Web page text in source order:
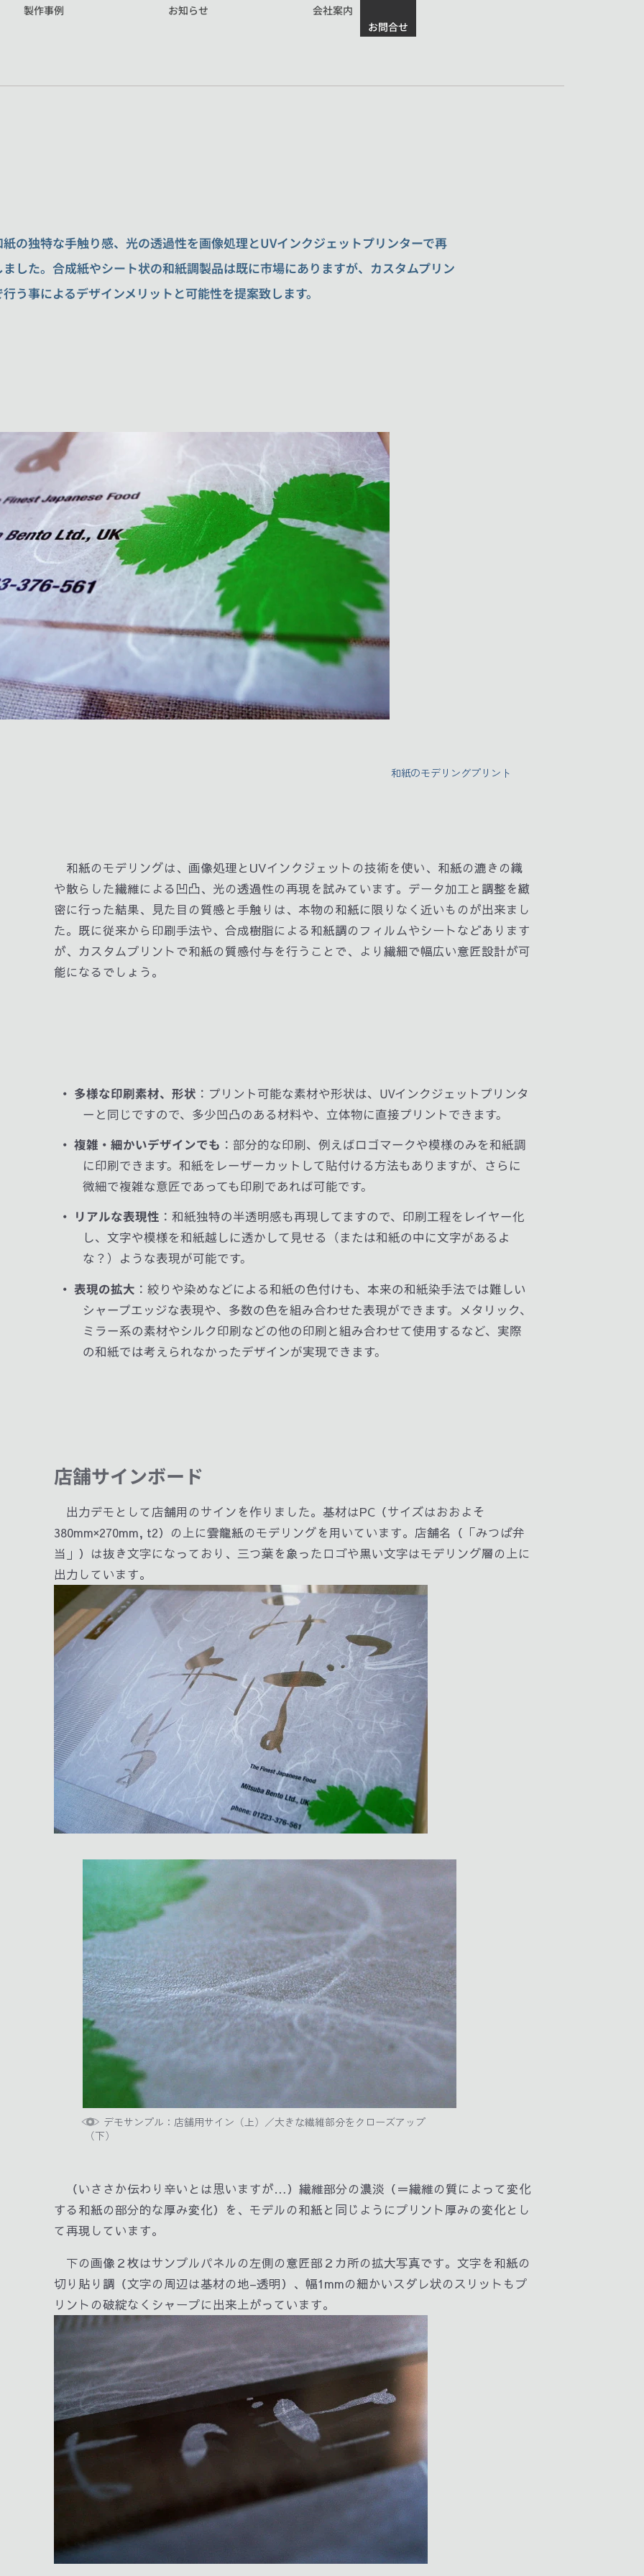
製作事例 お知らせ
会社案内
お問合せ
紙の独特な手触り感、光の透過性を画像処理とUVインクジェットプリンターで再
ました。合成紙やシート状の和紙調製品は既に市場にありますが、カスタムプリン
う事によるデザインメリットと可能性を提案致します。
和紙のモデリングプリント
和紙のモデリングは、画像処理とUVインクジェットの技術を使い、和紙の漉きの織
や散らした繊維による凹凸、光の透過性の再現を試みています。データ加工と調整を緻
密に行った結果、見た目の質感と手触りは、本物の和紙に限りなく近いものが出来まし
た。既に従来から印刷手法や、合成樹脂による和紙調のフィルムやシートなどあります
が、カスタムプリントで和紙の質感付与を行うことで、より繊細で幅広い意匠設計が可
能になるでしょう。
・ 多様な印刷素材、形状 ：プリント可能な素材や形状は、UVインクジェットプリンタ
ーと同じですので、多少凹凸のある材料や、立体物に直接プリントできます。
・ 複雑・細かいデザインでも ：部分的な印刷、例えばロゴマークや模様のみを和紙調
に印刷できます。和紙をレーザーカットして貼付ける方法もありますが、さらに
微細で複雑な意匠であっても印刷であれば可能です。
・ リアルな表現性 ：和紙独特の半透明感も再現してますので、印刷工程をレイヤー化
し、文字や模様を和紙越しに透かして見せる（または和紙の中に文字があるよ
な？）ような表現が可能です。
・ 表現の拡大 ：絞りや染めなどによる和紙の色付けも、本来の和紙染手法では難しい
シャープエッジな表現や、多数の色を組み合わせた表現ができます。メタリック、
ミラー系の素材やシルク印刷などの他の印刷と組み合わせて使用するなど、実際
の和紙では考えられなかったデザインが実現できます。
店舗サインボード
出力デモとして店舗用のサインを作りました。基材はPC（サイズはおおよそ
380mm×270mm, t2）の上に雲龍紙のモデリングを用いています。店舗名（「みつば弁
当」）は抜き文字になっており、三つ葉を象ったロゴや黒い文字はモデリング層の上に
出力しています。
デモサンプル：店舗用サイン（上）／大きな繊維部分をクローズアップ
（下）
（いささか伝わり辛いとは思いますが…）繊維部分の濃淡（＝繊維の質によって変化
する和紙の部分的な厚み変化）を、モデルの和紙と同じようにプリント厚みの変化とし
て再現しています。
下の画像２枚はサンプルパネルの左側の意匠部２カ所の拡大写真です。文字を和紙の
切り貼り調（文字の周辺は基材の地–透明）、幅1mmの細かいスダレ状のスリットもプ
リントの破綻なくシャープに出来上がっています。